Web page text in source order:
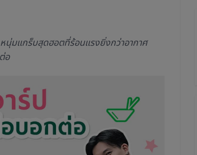
นุ่มแกร็บสุดฮอตที่ร้อนแรงยิ่งกว่าอากาศ
อ